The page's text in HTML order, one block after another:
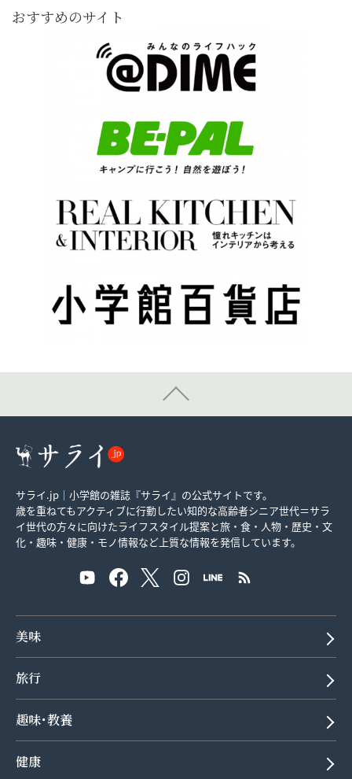
おすすめのサイト
サライ.jp｜小学館の雑誌『サライ』の公式サイトです。
歳を重ねてもアクティブに行動したい知的な高齢者シニア世代＝サラ
イ世代の方々に向けたライフスタイル提案と旅・食・人物・歴史・文
化・趣味・健康・モノ情報など上質な情報を発信しています。
美味
旅行
趣味･教養
健康